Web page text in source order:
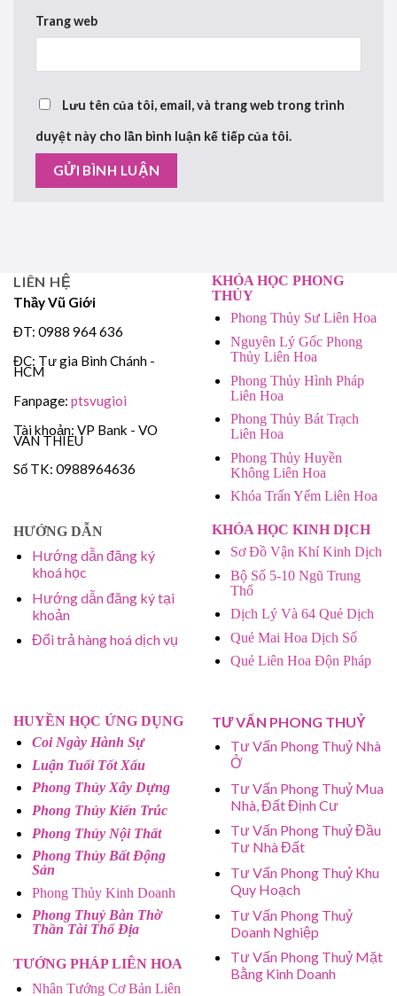
Trang web
Lưu tên của tôi, email, và trang web trong trình
duyệt này cho lần bình luận kế tiếp của tôi.
LIÊN HỆ
Thầy Vũ Giới
ĐT: 0988 964 636
ĐC: Tư gia Bình Chánh -
HCM
Fanpage: ptsvugioi
Tài khoản: VP Bank - VO
VAN THIEU
Số TK: 0988964636
HƯỚNG DẪN
Hướng dẫn đăng ký
khoá học
Hướng dẫn đăng ký tại
khoản
Đổi trả hàng hoá dịch vụ
KHÓA HỌC PHONG
THỦY
Phong Thủy Sư Liên Hoa
Nguyên Lý Gốc Phong
Thủy Liên Hoa
Phong Thủy Hình Pháp
Liên Hoa
Phong Thủy Bát Trạch
Liên Hoa
Phong Thủy Huyền
Không Liên Hoa
Khóa Trấn Yểm Liên Hoa
KHÓA HỌC KINH DỊCH
Sơ Đồ Vận Khí Kinh Dịch
Bộ Số 5-10 Ngũ Trung
Thổ
Dịch Lý Và 64 Quẻ Dịch
Quẻ Mai Hoa Dịch Số
Quẻ Liên Hoa Độn Pháp
HUYỀN HỌC ỨNG DỤNG
Coi Ngày Hành Sự
Luận Tuổi Tốt Xấu
Phong Thủy Xây Dựng
Phong Thủy Kiến Trúc
Phong Thủy Nội Thất
Phong Thủy Bất Động
Sản
Phong Thủy Kinh Doanh
Phong Thuỷ Bàn Thờ
Thần Tài Thổ Địa
TƯỚNG PHÁP LIÊN HOA
Nhân Tướng Cơ Bản Liên
TƯ VẤN PHONG THUỶ
Tư Vấn Phong Thuỷ Nhà
Ở
Tư Vấn Phong Thuỷ Mua
Nhà, Đất Định Cư
Tư Vấn Phong Thuỷ Đầu
Tư Nhà Đất
Tư Vấn Phong Thuỷ Khu
Quy Hoạch
Tư Vấn Phong Thuỷ
Doanh Nghiệp
Tư Vấn Phong Thuỷ Mặt
Bằng Kinh Doanh